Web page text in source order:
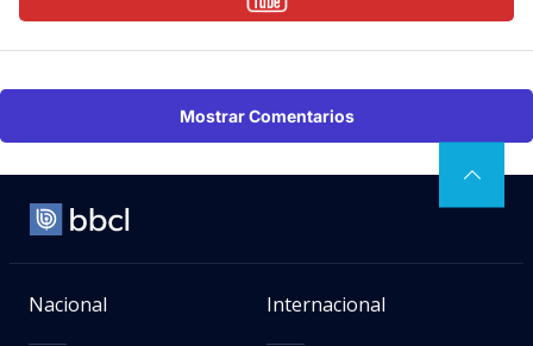
Mostrar Comentarios
Nacional Internacional